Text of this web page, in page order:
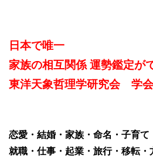
日本で唯一
家族の相互関係 運勢鑑定が
東洋天象哲理学研究会 学
恋愛・結婚・家族・命名・子育て
就職・仕事・起業・旅行・移転・